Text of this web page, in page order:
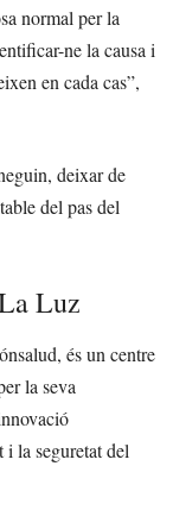
normal per la
ne la causa i
en cada cas”,
deixar de
del pas del
Luz
és un centre
la seva
la seguretat del